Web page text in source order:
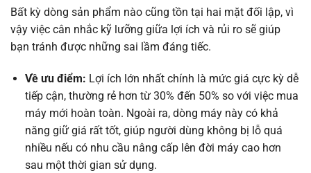
Bất kỳ dòng sản phẩm nào cũng tồn tại hai mặt đối lập, vì
vậy việc cân nhắc kỹ lưỡng giữa lợi ích và rủi ro sẽ giúp
bạn tránh được những sai lầm đáng tiếc.
Về ưu điểm: Lợi ích lớn nhất chính là mức giá cực kỳ dễ
tiếp cận, thường rẻ hơn từ 30% đến 50% so với việc mua
máy mới hoàn toàn. Ngoài ra, dòng máy này có khả
năng giữ giá rất tốt, giúp người dùng không bị lỗ quá
nhiều nếu có nhu cầu nâng cấp lên đời máy cao hơn
sau một thời gian sử dụng.